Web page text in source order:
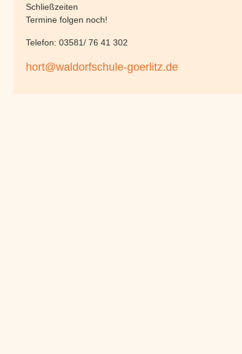
Schließzeiten
Termine folgen noch!
Telefon: 03581/ 76 41 302
hort@waldorfschule-goerlitz.de